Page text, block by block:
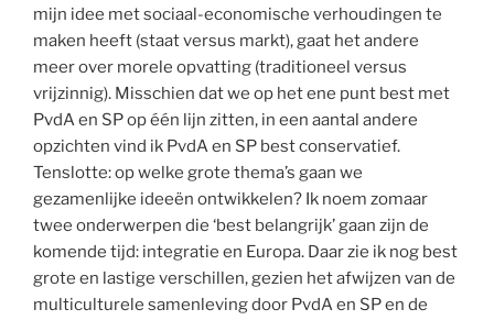
mijn idee met sociaal-economische verhoudingen te
maken heeft (staat versus markt), gaat het andere
meer over morele opvatting (traditioneel versus
vrijzinnig). Misschien dat we op het ene punt best met
PvdA en SP op één lijn zitten, in een aantal andere
opzichten vind ik PvdA en SP best conservatief.
Tenslotte: op welke grote thema’s gaan we
gezamenlijke ideeën ontwikkelen? Ik noem zomaar
twee onderwerpen die ‘best belangrijk’ gaan zijn de
komende tijd: integratie en Europa. Daar zie ik nog best
grote en lastige verschillen, gezien het afwijzen van de
multiculturele samenleving door PvdA en SP en de